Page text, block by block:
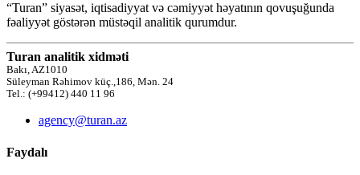
“Turan” siyasət, iqtisadiyyat və cəmiyyət həyatının qovuşuğunda
fəaliyyət göstərən müstəqil analitik qurumdur.
Turan analitik xidməti
Bakı, AZ1010
Süleyman Rəhimov küç.,186, Mən. 24
Tel.: (+99412) 440 11 96
agency@turan.az
Faydalı